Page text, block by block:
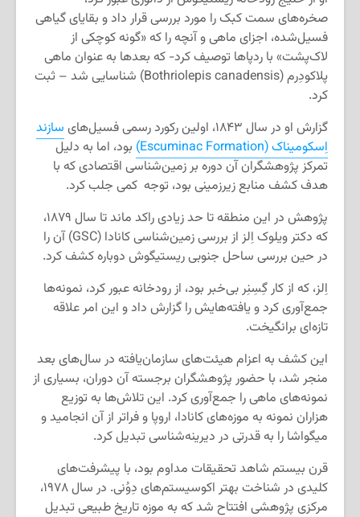
صخره‌های سمت کبک را مورد بررسی قرار داد و بقایای گیاهی
فسیل‌شده، اجزای ماهی و آنچه را که «گونه کوچکی از
لاک‌پشت» با ردپاها توصیف کرد- که بعدها به عنوان ماهی
پلاکودِرم (Bothriolepis canadensis) شناسایی شد – ثبت
کرد.
گزارش او در سال ۱۸۴۳، اولین رکورد رسمی فسیل‌های
سازند
اِسکومیناک (Escuminac Formation)
بود، اما به دلیل
تمرکز پژوهشگران آن دوره بر زمین‌شناسی اقتصادی که با
هدف کشف منابع زیرزمینی بود، توجه کمی جلب کرد.
پژوهش در این منطقه تا حد زیادی راکد ماند تا سال ۱۸۷۹،
که دکتر ویلوک اِلز از بررسی زمین‌شناسی کانادا (GSC) آن را
در حین بررسی ساحل جنوبی ریستیگوش دوباره کشف کرد.
اِلز، که از کار گِسِنِر بی‌خبر بود، از رودخانه عبور کرد، نمونه‌ها
جمع‌آوری کرد و یافته‌هایش را گزارش داد و این امر علاقه
تازه‌ای برانگیخت.
این کشف به اعزام هیئت‌های سازمان‌یافته در سال‌های بعد
منجر شد، با حضور پژوهشگران برجسته آن دوران، بسیاری از
نمونه‌های ماهی را جمع‌آوری کرد. این تلاش‌ها به توزیع
هزاران نمونه به موزه‌های کانادا، اروپا و فراتر از آن انجامید و
میگواشا را به قدرتی در دیرینه‌شناسی تبدیل کرد.
قرن بیستم شاهد تحقیقات مداوم بود، با پیشرفت‌های
کلیدی در شناخت بهتر اکوسیستم‌های دِوُنی. در سال ۱۹۷۸،
مرکزی پژوهشی افتتاح شد که به موزه تاریخ طبیعی تبدیل